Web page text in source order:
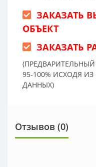
ЗАКАЗАТЬ
ОБЪЕКТ
ЗАКАЗАТЬ
95-100% ИСХОДЯ
ДАННЫХ)
Отзывов (0)